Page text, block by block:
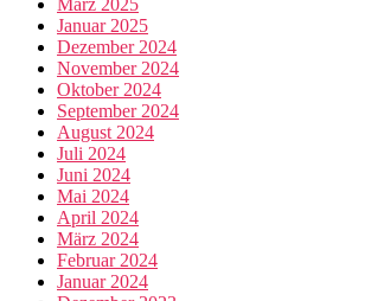
März 2025
Januar 2025
Dezember 2024
November 2024
Oktober 2024
September 2024
August 2024
Juli 2024
Juni 2024
Mai 2024
April 2024
März 2024
Februar 2024
Januar 2024